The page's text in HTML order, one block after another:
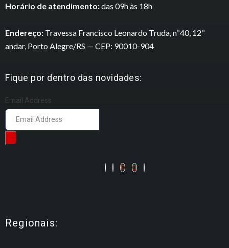
Horário de atendimento:das 09h às 18h
Endereço: Travessa Francisco Leonardo Truda, nº40, 12º
andar, Porto Alegre/RS — CEP: 90010-904
Fique por dentro das novidades:
Email Address
Regionais: